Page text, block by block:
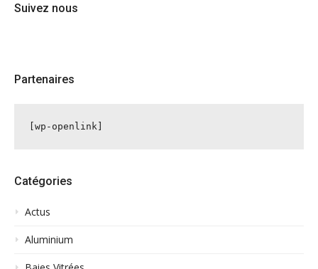
Suivez nous
Partenaires
[wp-openlink]
Catégories
Actus
Aluminium